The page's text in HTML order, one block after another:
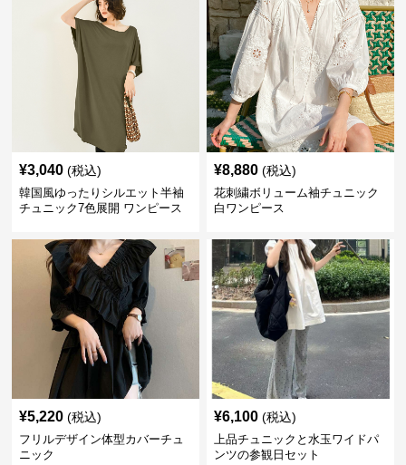
¥3,040 (税込)
韓国風ゆったりシルエット半袖
チュニック7色展開 ワンピース
¥8,880 (税込)
花刺繍ボリューム袖チュニック
白ワンピース
¥5,220 (税込)
フリルデザイン体型カバーチュ
ニック
¥6,100 (税込)
上品チュニックと水玉ワイドパ
ンツの参観日セット